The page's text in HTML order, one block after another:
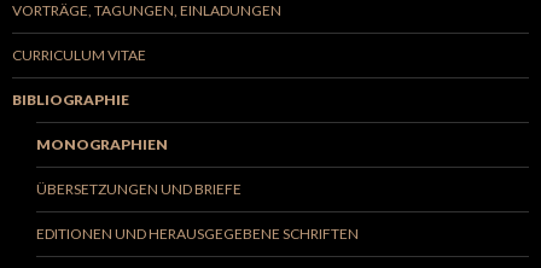
VORTRÄGE, TAGUNGEN, EINLADUNGEN
CURRICULUM VITAE
BIBLIOGRAPHIE
MONOGRAPHIEN
ÜBERSETZUNGEN UND BRIEFE
EDITIONEN UND HERAUSGEGEBENE SCHRIFTEN